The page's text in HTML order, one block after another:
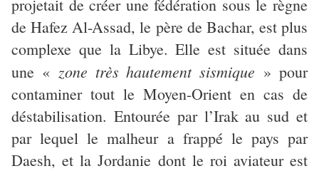
projetait de créer une fédération sous le règne
de Hafez Al-Assad, le père de Bachar, est plus
complexe que la Libye. Elle est située dans
une « zone très hautement sismique » pour
contaminer tout le Moyen-Orient en cas de
déstabilisation. Entourée par l’Irak au sud et
par lequel le malheur a frappé le pays par
Daesh, et la Jordanie dont le roi aviateur est